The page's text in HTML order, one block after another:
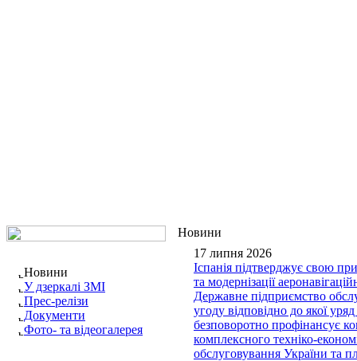
Новини
У дзеркалі ЗМІ
Прес-релізи
Документи
Фото- та відеогалерея
Новини
17 липня 2026
Іспанія підтверджує свою
та модернізації
Державне підприємство
угоду відповідно до якої
безповоротно профінансує
комплексного техніко-
обслуговування України та